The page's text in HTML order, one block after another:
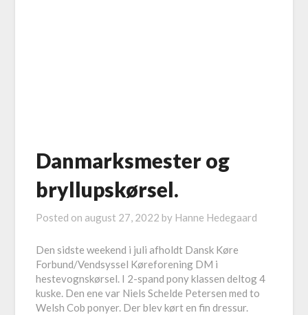
Danmarksmester og
bryllupskørsel.
Posted on august 27, 2022 by Hanne Hedegaard
Den sidste weekend i juli afholdt Dansk Køre
Forbund/Vendsyssel Køreforening DM i
hestevognskørsel. I 2-spand pony klassen deltog 4
kuske. Den ene var Niels Schelde Petersen med to
Welsh Cob ponyer. Der blev kørt en fin dressur.